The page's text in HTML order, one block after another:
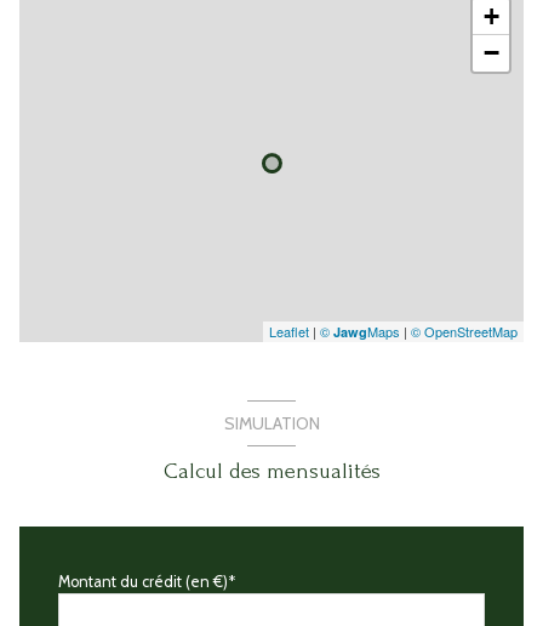
+
−
Leaflet | © JawgMaps | © OpenStreetMap
SIMULATION
Calcul des mensualités
Montant du crédit (en €)*